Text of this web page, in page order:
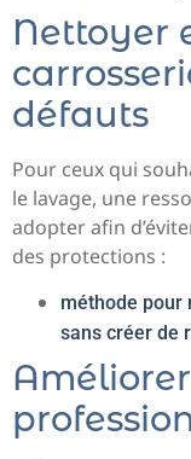
Nettoyer
défauts
Pour ceux qui
le lavage, une
adopter afin
des protections :
méthode pour
sans créer de